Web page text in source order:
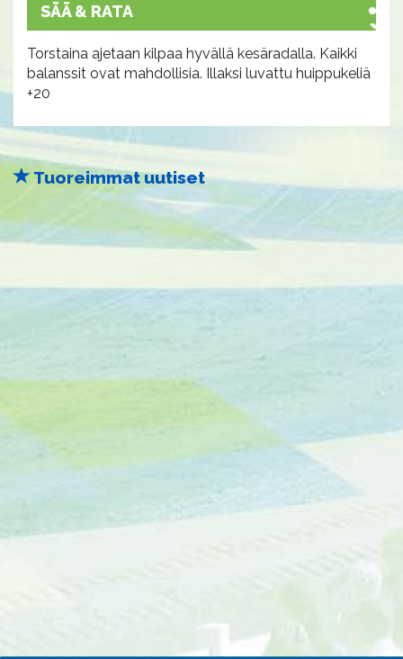
SÄÄ & RATA
Torstaina ajetaan kilpaa hyvällä kesäradalla. Kaikki
balanssit ovat mahdollisia. Illaksi luvattu huippukeliä
+20
Tuoreimmat uutiset